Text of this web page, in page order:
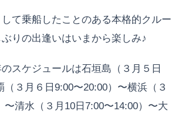
て乗船したことのある本格的クルー
りの出逢いはいまから楽しみ♪
スケジュールは石垣島（３月５日
（３月６日9:00〜20:00）〜横浜（３
〜清水（３月10日7:00〜14:00）〜大